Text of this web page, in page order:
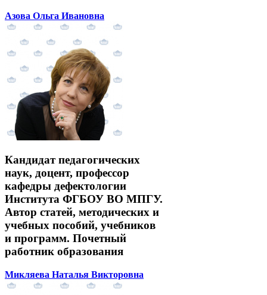
Азова Ольга Ивановна
Кандидат педагогических
наук, доцент, профессор
кафедры дефектологии
Института ФГБОУ ВО МПГУ.
Автор статей, методических и
учебных пособий, учебников
и программ. Почетный
работник образования
Микляева Наталья Викторовна